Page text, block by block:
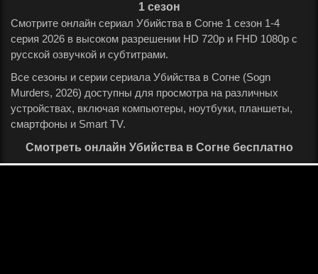
1 сезон
Смотрите онлайн сериал Убийства в Согне 1 сезон 1-4
серия 2026 в высоком разрешении HD 720p и FHD 1080p с
русской озвучкой и субтитрами.
Все сезоны и серии сериала Убийства в Согне (Sogn
Murders, 2026) доступны для просмотра на различных
устройствах, включая компьютеры, ноутбуки, планшеты,
смартфоны и Smart TV.
Смотреть онлайн Убийства в Согне бесплатно